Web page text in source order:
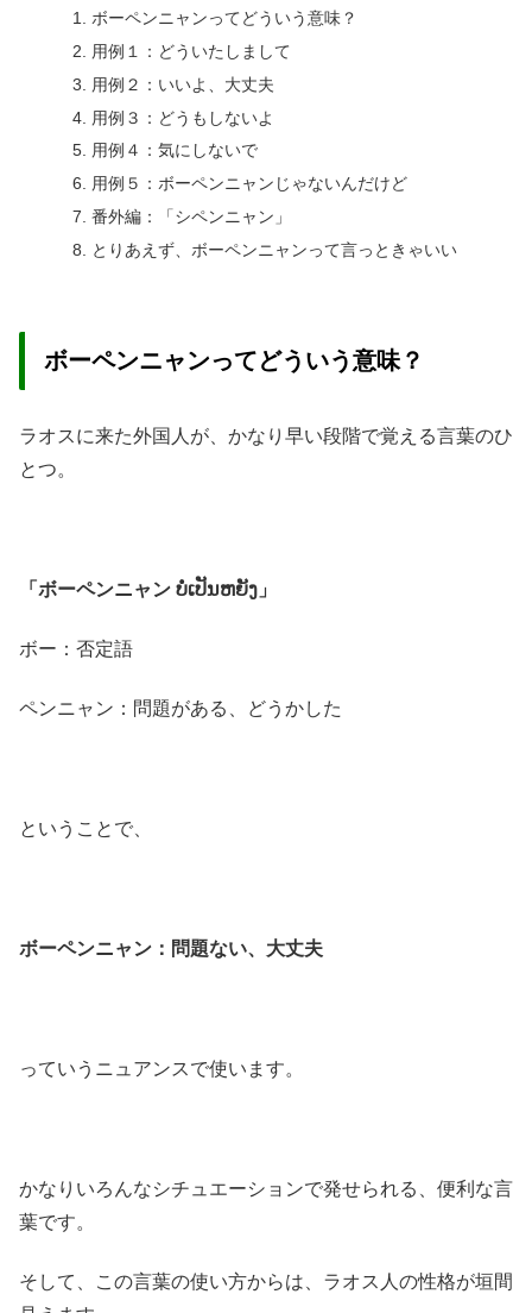
ボーペンニャンってどういう意味？
用例１：どういたしまして
用例２：いいよ、大丈夫
用例３：どうもしないよ
用例４：気にしないで
用例５：ボーペンニャンじゃないんだけど
番外編：「シペンニャン」
とりあえず、ボーペンニャンって言っときゃいい
ボーペンニャンってどういう意味？
ラオスに来た外国人が、かなり早い段階で覚える言葉のひ
とつ。
「ボーペンニャン ບໍ່ເປັນຫຍັງ 」
ボー：否定語
ペンニャン：問題がある、どうかした
ということで、
ボーペンニャン：問題ない、大丈夫
っていうニュアンスで使います。
かなりいろんなシチュエーションで発せられる、便利な言
葉です。
そして、この言葉の使い方からは、ラオス人の性格が垣間